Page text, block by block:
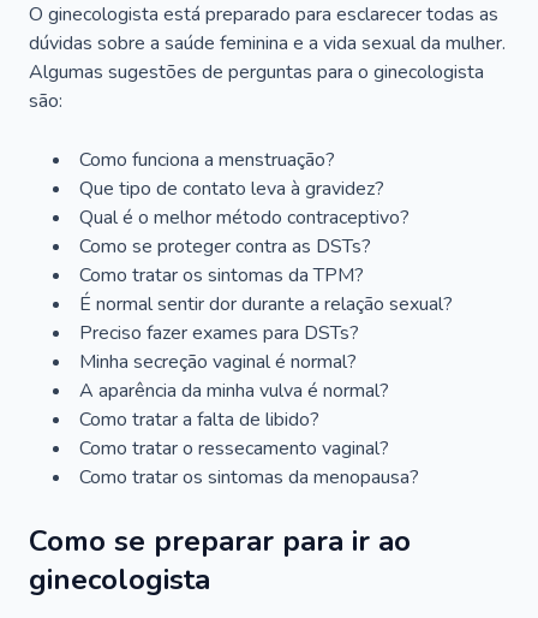
O ginecologista está preparado para esclarecer todas as
dúvidas sobre a saúde feminina e a vida sexual da mulher.
Algumas sugestões de perguntas para o ginecologista
são:
Como funciona a menstruação?
Que tipo de contato leva à gravidez?
Qual é o melhor método contraceptivo?
Como se proteger contra as DSTs?
Como tratar os sintomas da TPM?
É normal sentir dor durante a relação sexual?
Preciso fazer exames para DSTs?
Minha secreção vaginal é normal?
A aparência da minha vulva é normal?
Como tratar a falta de libido?
Como tratar o ressecamento vaginal?
Como tratar os sintomas da menopausa?
Como se preparar para ir ao
ginecologista